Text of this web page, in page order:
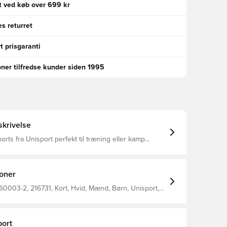
ved køb over 699 kr
returret
prisgaranti
tilfredse kunder siden 1995
fra Unisport perfekt til træning eller kamp
strækkes for optimalt fit Fremstillet i 88%
elastan..
2, 216731, Kort, Hvid, Mænd, Børn, Unisport,